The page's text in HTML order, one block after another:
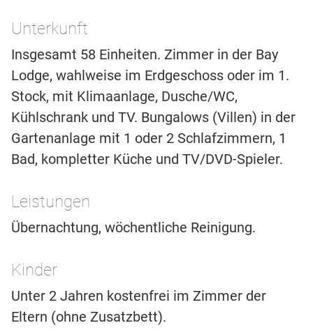
Unterkunft
Insgesamt 58 Einheiten. Zimmer in der Bay
Lodge, wahlweise im Erdgeschoss oder im 1.
Stock, mit Klimaanlage, Dusche/WC,
Kühlschrank und TV. Bungalows (Villen) in der
Gartenanlage mit 1 oder 2 Schlafzimmern, 1
Bad, kompletter Küche und TV/DVD-Spieler.
Leistungen
Übernachtung, wöchentliche Reinigung.
Kinder
Unter 2 Jahren kostenfrei im Zimmer der
Eltern (ohne Zusatzbett).